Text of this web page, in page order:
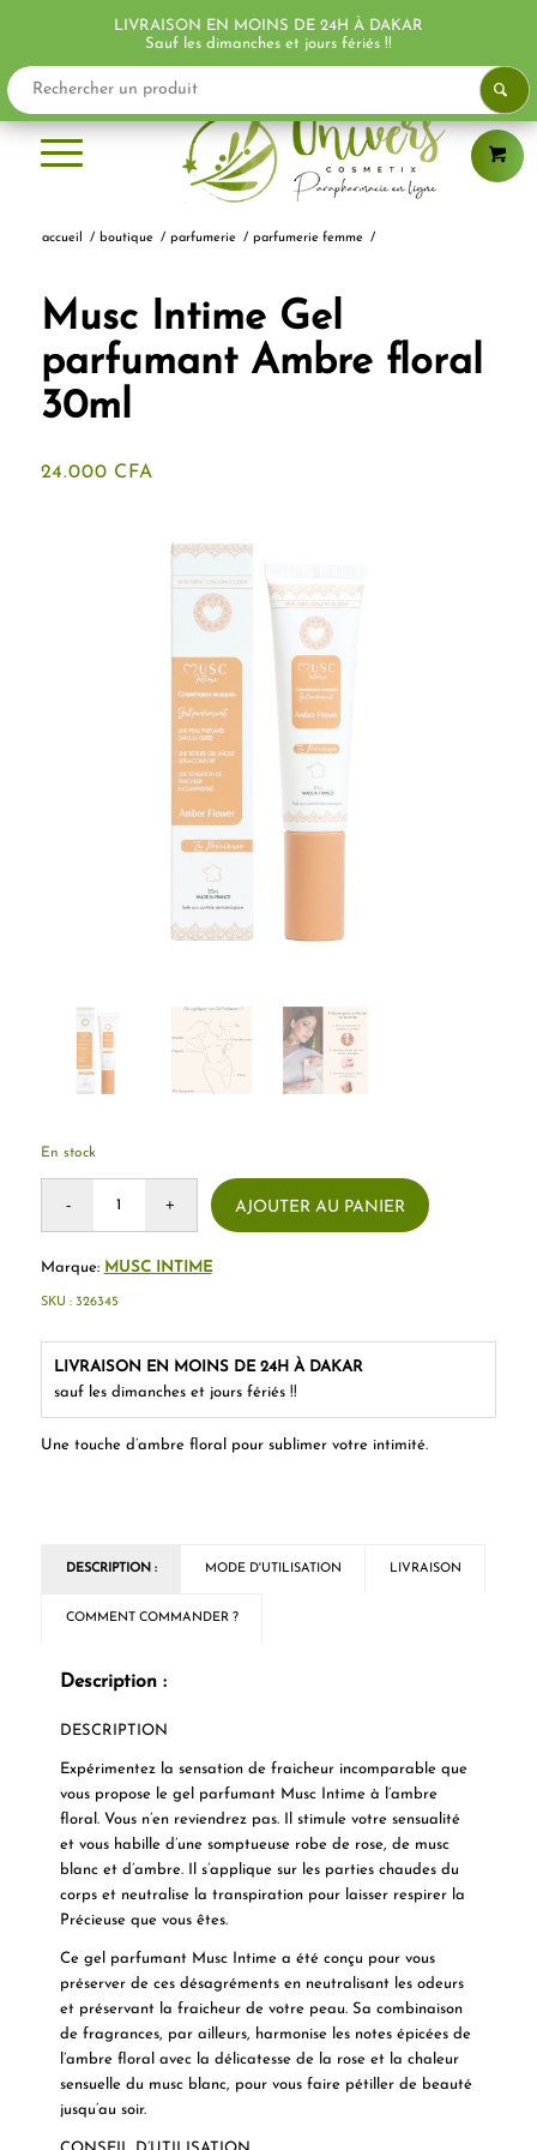
accueil / boutique / parfumerie / parfumerie femme /
Musc Intime Gel
parfumant Ambre floral
30ml
24.000 CFA
Une touche d’ambre floral pour sublimer votre intimité.
En stock
AJOUTER AU PANIER
Marque: MUSC INTIME
LIVRAISON EN MOINS DE 24H À DAKAR
sauf les dimanches et jours fériés !!
SKU : 326345
DESCRIPTION : MODE D'UTILISATION LIVRAISON
COMMENT COMMANDER ?
Description :
DESCRIPTION
Expérimentez la sensation de fraicheur incomparable que
vous propose le gel parfumant Musc Intime à l’ambre
floral. Vous n’en reviendrez pas. Il stimule votre sensualité
et vous habille d’une somptueuse robe de rose, de musc
blanc et d’ambre. Il s’applique sur les parties chaudes du
corps et neutralise la transpiration pour laisser respirer la
Précieuse que vous êtes.
Ce gel parfumant Musc Intime a été conçu pour vous
préserver de ces désagréments en neutralisant les odeurs
et préservant la fraicheur de votre peau. Sa combinaison
de fragrances, par ailleurs, harmonise les notes épicées de
l’ambre floral avec la délicatesse de la rose et la chaleur
sensuelle du musc blanc, pour vous faire pétiller de beauté
jusqu’au soir.
LIVRAISON EN MOINS DE 24H À DAKAR
Sauf les dimanches et jours fériés !!